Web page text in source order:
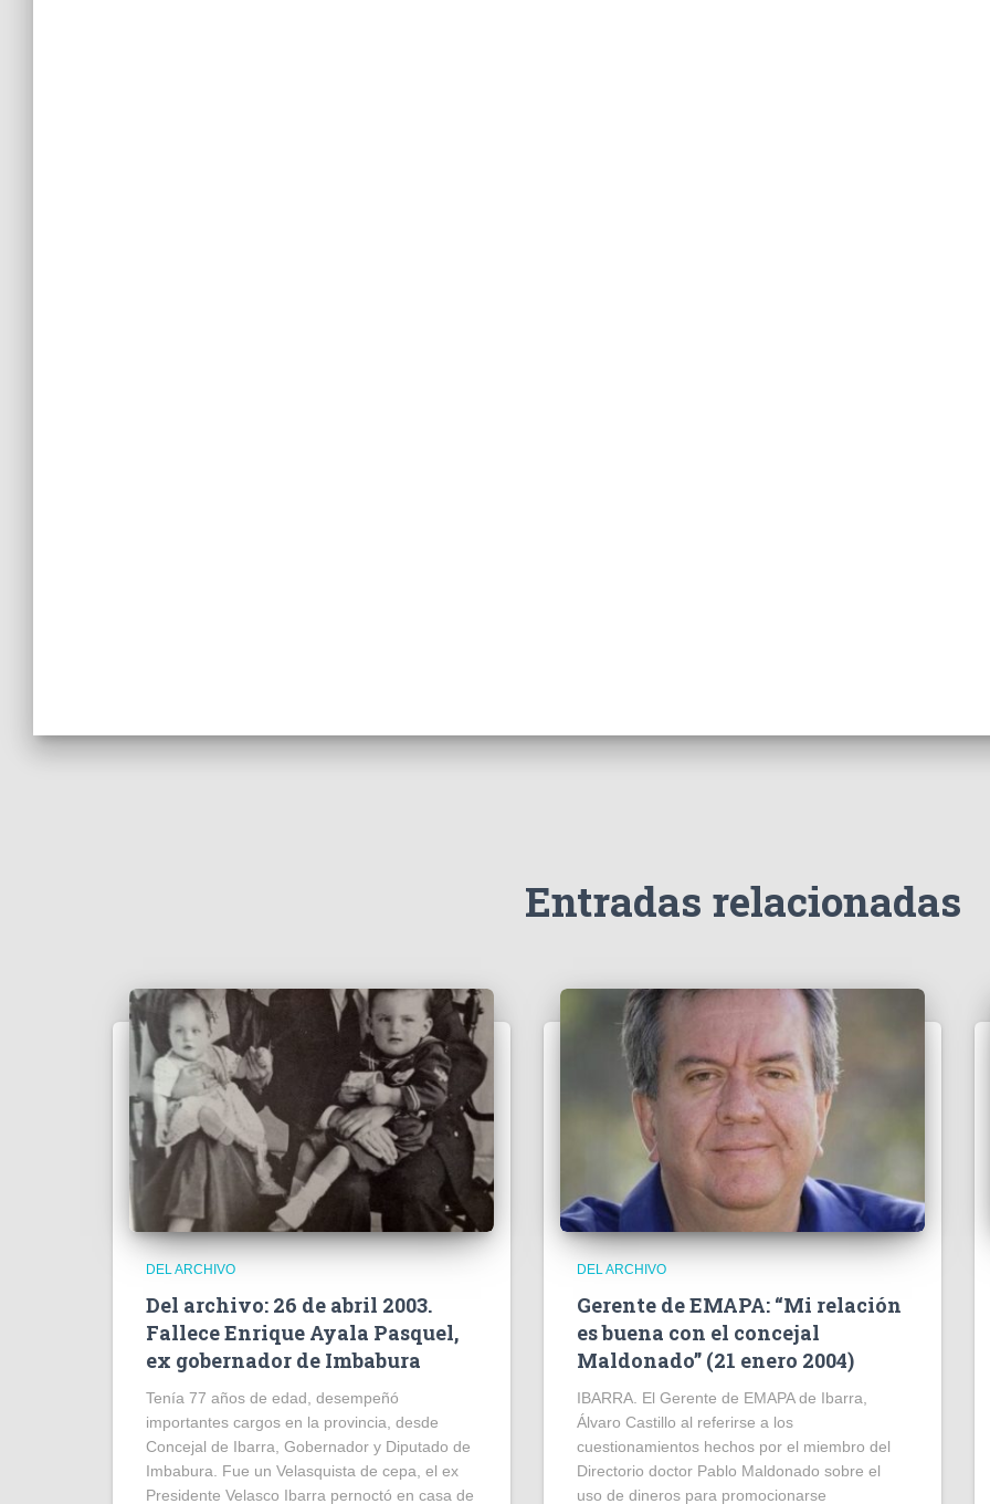
Entradas relacionadas
DEL ARCHIVO
Del archivo: 26 de abril 2003.
Fallece Enrique Ayala Pasquel,
ex gobernador de Imbabura
Tenía 77 años de edad, desempeñó
importantes cargos en la provincia, desde
Concejal de Ibarra, Gobernador y Diputado de
Imbabura. Fue un Velasquista de cepa, el ex
Presidente Velasco Ibarra pernoctó en casa de
DEL ARCHIVO
Gerente de EMAPA: “Mi relación
es buena con el concejal
Maldonado” (21 enero 2004)
IBARRA. El Gerente de EMAPA de Ibarra,
Álvaro Castillo al referirse a los
cuestionamientos hechos por el miembro del
Directorio doctor Pablo Maldonado sobre el
uso de dineros para promocionarse